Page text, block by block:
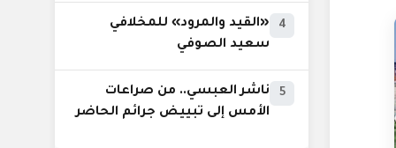
4
«القيد والمرود» للمخلافي
سعيد الصوفي
5
ناشر العبسي.. من صراعات
الأمس إلى تبييض جرائم الحاضر